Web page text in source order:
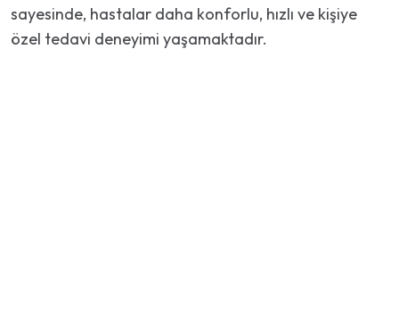
sayesinde, hastalar daha konforlu, hızlı ve kişiye
özel tedavi deneyimi yaşamaktadır.